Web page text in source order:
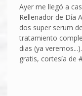
Ayer me llegó a
Rellenador de Día
dos super serum
tratamiento
dias (ya
gratis, cortesía de